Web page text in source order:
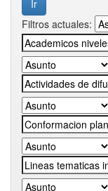
Filtros actuales: